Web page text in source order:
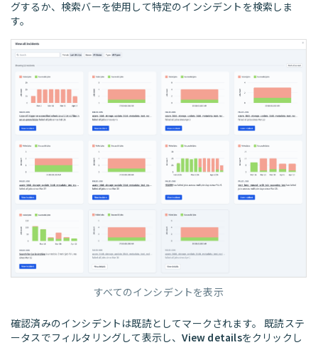
グするか、検索バーを使用して特定のインシデントを検索しま
す。
すべてのインシデントを表示
確認済みのインシデントは既読としてマークされます。 既読ステ
ータスでフィルタリングして表示し、View detailsをクリックし